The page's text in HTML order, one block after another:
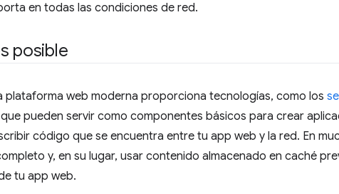
en todas las condiciones de red.
posible
plataforma web moderna proporciona tecnologías, como los
pueden servir como componentes básicos para crear
código que se encuentra entre tu app web y la red. En
y, en su lugar, usar contenido almacenado en caché
tu app web.